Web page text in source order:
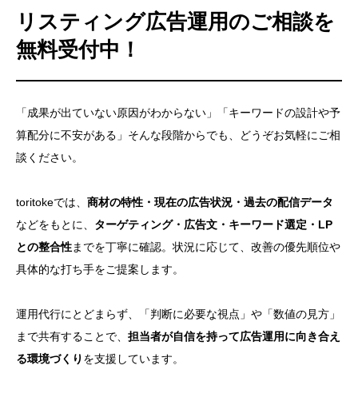
リスティング広告運用のご相談を
無料受付中！
「成果が出ていない原因がわからない」「キーワードの設計や予
算配分に不安がある」そんな段階からでも、どうぞお気軽にご相
談ください。
toritokeでは、 商材の特性・現在の広告状況・過去の配信データ
などをもとに、 ターゲティング・広告文・キーワード選定・LP
との整合性までを丁寧に確認。状況に応じて、改善の優先順位や
具体的な打ち手をご提案します。
運用代行にとどまらず、「判断に必要な視点」や「数値の見方」
まで共有することで、 担当者が自信を持って広告運用に向き合え
る環境づくり を支援しています。